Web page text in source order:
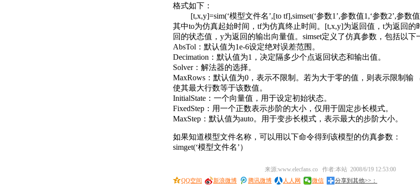
格式如下：
[t,x,y]=sim(‘模型文件名’,[to tf],simset(‘参数1’,参数值1,‘参数2’,参数
其中to为仿真起始时间，tf为仿真终止时间。[t,x,y]为返回值，t为返回的
回的状态值，y为返回的输出向量值。simset定义了仿真参数，包括以下
AbsTol：默认值为1e-6设定绝对误差范围。
Decimation：默认值为1，决定隔多少个点返回状态和输出值。
Solver：解法器的选择。
MaxRows：默认值为0，表示不限制。若为大于零的值，则表示限制输
使其最大行数等于该数值。
InitialState：一个向量值，用于设定初始状态。
FixedStep：用一个正数表示步阶的大小，仅用于固定步长模式。
MaxStep：默认值为auto。用于变步长模式，表示最大的步阶大小。
如果知道模型文件名称，可以用以下命令得到该模型的仿真参数：
simget(‘模型文件名’）
来源:www.elecfans.co 作者:本站 2008/6/19 12:53:00
QQ空间
新浪微博 腾讯微博 人人网 微信 分享到其他>>：